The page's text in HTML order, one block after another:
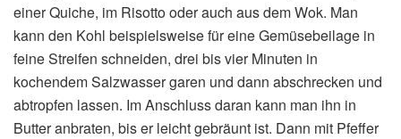
einer Quiche, im Risotto oder auch aus dem Wok. Man
kann den Kohl beispielsweise für eine Gemüsebeilage in
feine Streifen schneiden, drei bis vier Minuten in
kochendem Salzwasser garen und dann abschrecken und
abtropfen lassen. Im Anschluss daran kann man ihn in
Butter anbraten, bis er leicht gebräunt ist. Dann mit Pfeffer